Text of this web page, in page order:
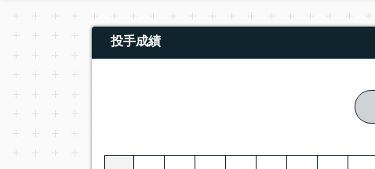
投手成績